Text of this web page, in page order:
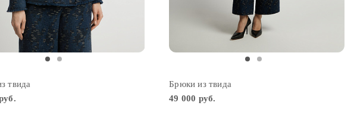
2
твида
Брюки из твида
49 000 руб.